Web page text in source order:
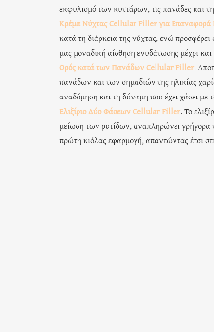
εκφυλισμό των κυττάρων, τις πανάδες και
Κρέμα Νύχτας Cellular Filler για Επαναφορά
κατά τη διάρκεια της νύχτας, ενώ
μας μοναδική αίσθηση ενυδάτωσης μέχρι και
Ορός κατά των Πανάδων Cellular Filler.
πανάδων και των σημαδιών της ηλικίας
αναδόμηση και τη δύναμη που έχει χάσει με
Ελιξίριο Δύο Φάσεων Cellular Filler. Το
μείωση των ρυτίδων, αναπληρώνει γρήγορα
πρώτη κιόλας εφαρμογή, απαντώντας έτσι